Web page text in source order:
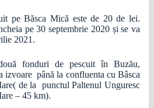
pe Băsca Mică este de 20 de lei.
pe 30 septembrie 2020 și se va
2021.
fonduri de pescuit în Buzău,
izvoare până la confluenta cu Bâsca
de la punctul Paltenul Unguresc
– 45 km).